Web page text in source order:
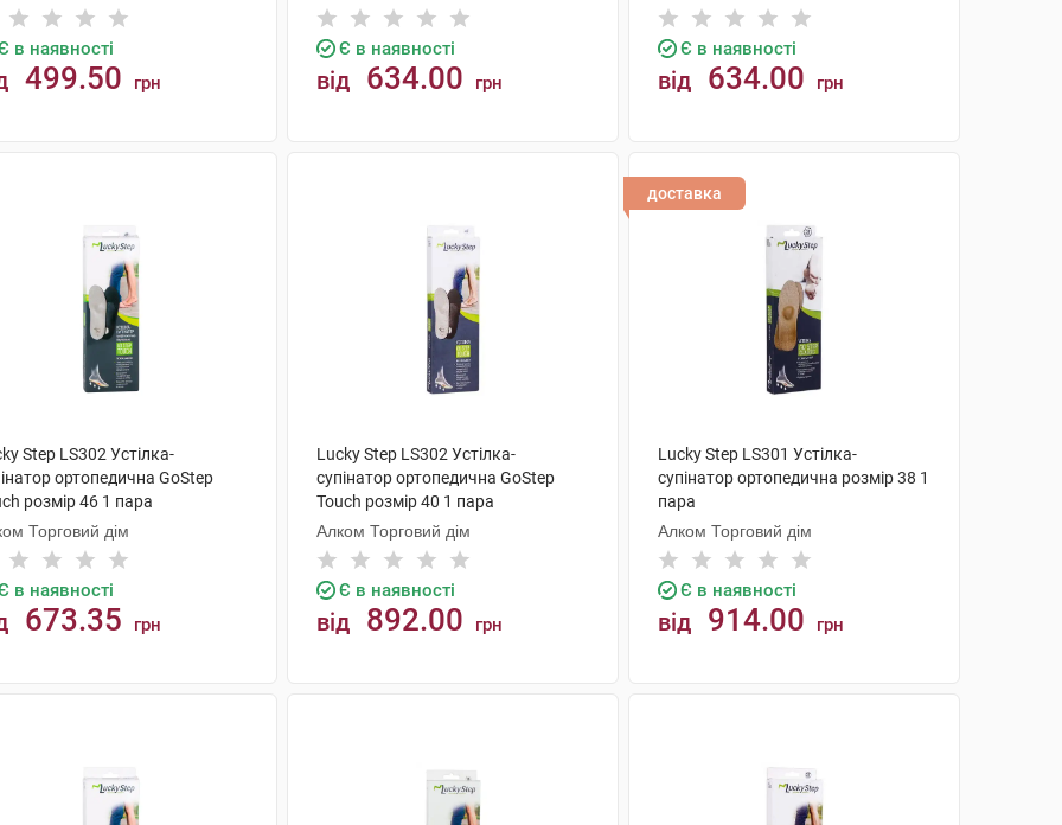
в наявності
499.50 грн
Є в наявності
від 634.00 грн
Є в наявності
від 634.00 грн
Step LS302 Устілка-
ортопедична GoStep
розмір 46 1 пара
Торговий дім
в наявності
673.35 грн
Lucky Step LS302 Устілка-
супінатор ортопедична GoStep
Touch розмір 40 1 пара
Алком Торговий дім
Є в наявності
від 892.00 грн
доставка
Lucky Step LS301 Устілка-
супінатор ортопедична розмір 38 1
пара
Алком Торговий дім
Є в наявності
від 914.00 грн